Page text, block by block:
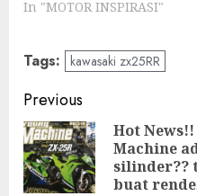
In "MOTOR INSPIRASI"
Tags: kawasaki zx25RR
Post
navigation
Previous
Hot
Machine
buat